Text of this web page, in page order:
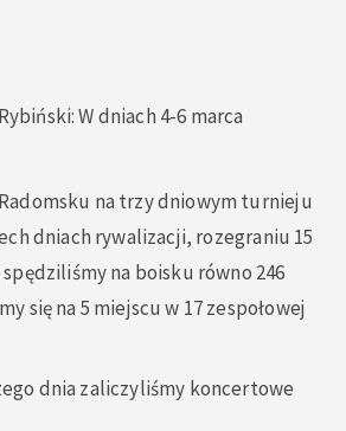
W dniach 4-6 marca
na trzy dniowym turnieju
dniach rywalizacji, rozegraniu 15
na boisku równo 246
się na 5 miejscu w 17 zespołowej
dnia zaliczyliśmy koncertowe